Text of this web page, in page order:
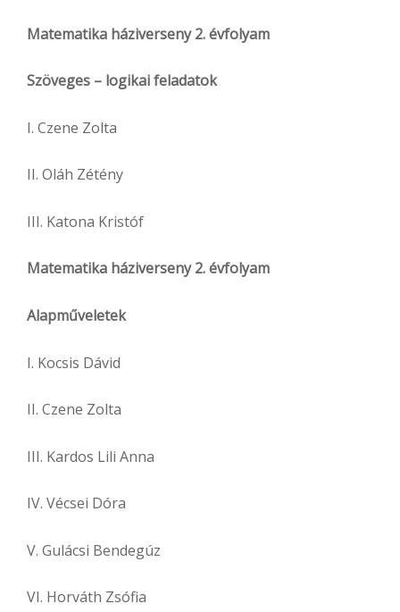
Matematika háziverseny 2. évfolyam
Szöveges – logikai feladatok
I. Czene Zolta
II. Oláh Zétény
III. Katona Kristóf
Matematika háziverseny 2. évfolyam
Alapműveletek
I. Kocsis Dávid
II. Czene Zolta
III. Kardos Lili Anna
IV. Vécsei Dóra
V. Gulácsi Bendegúz
VI. Horváth Zsófia